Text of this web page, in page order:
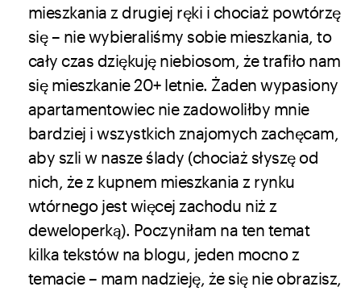
mieszkania z drugiej ręki i chociaż powtórzę
się – nie wybieraliśmy sobie mieszkania, to
cały czas dziękuję niebiosom, że trafiło nam
się mieszkanie 20+ letnie. Żaden wypasiony
apartamentowiec nie zadowoliłby mnie
bardziej i wszystkich znajomych zachęcam,
aby szli w nasze ślady (chociaż słyszę od
nich, że z kupnem mieszkania z rynku
wtórnego jest więcej zachodu niż z
deweloperką). Poczyniłam na ten temat
kilka tekstów na blogu, jeden mocno z
temacie – mam nadzieję, że się nie obrazisz,